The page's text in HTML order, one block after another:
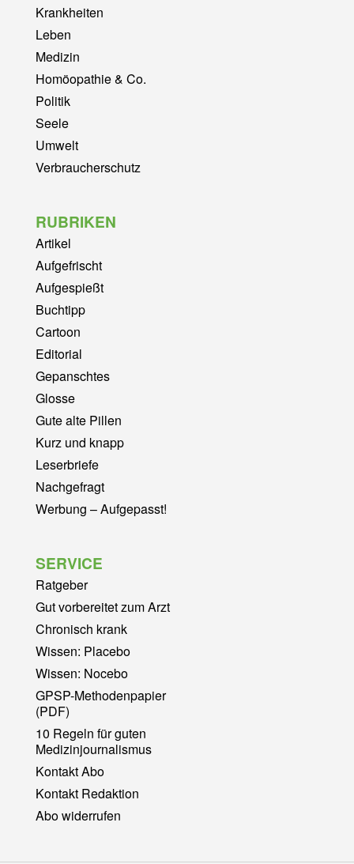
Krankheiten
Leben
Medizin
Homöopathie & Co.
Politik
Seele
Umwelt
Verbraucherschutz
RUBRIKEN
Artikel
Aufgefrischt
Aufgespießt
Buchtipp
Cartoon
Editorial
Gepanschtes
Glosse
Gute alte Pillen
Kurz und knapp
Leserbriefe
Nachgefragt
Werbung – Aufgepasst!
SERVICE
Ratgeber
Gut vorbereitet zum Arzt
Chronisch krank
Wissen: Placebo
Wissen: Nocebo
GPSP-Methodenpapier
(PDF)
10 Regeln für guten
Medizinjournalismus
Kontakt Abo
Kontakt Redaktion
Abo widerrufen